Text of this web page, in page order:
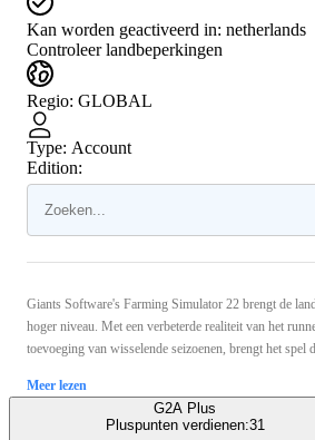
Kan worden geactiveerd in: netherlands
Controleer landbeperkingen
Regio: GLOBAL
Type: Account
Edition:
Giants Software's Farming Simulator 22 brengt de
hoger niveau. Met een verbeterde realiteit van het
toevoeging van wisselende seizoenen, brengt het spel
Meer lezen
G2A Plus
Pluspunten verdienen:31